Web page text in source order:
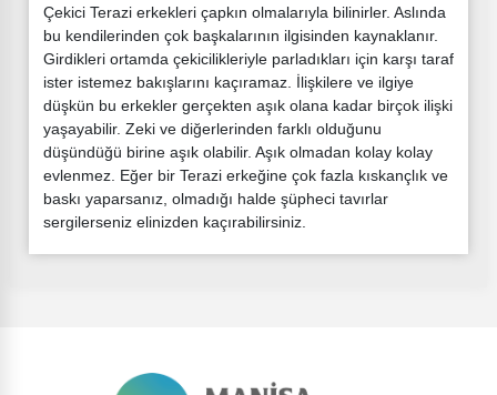
Çekici Terazi erkekleri çapkın olmalarıyla bilinirler. Aslında
bu kendilerinden çok başkalarının ilgisinden kaynaklanır.
Girdikleri ortamda çekicilikleriyle parladıkları için karşı taraf
ister istemez bakışlarını kaçıramaz. İlişkilere ve ilgiye
düşkün bu erkekler gerçekten aşık olana kadar birçok ilişki
yaşayabilir. Zeki ve diğerlerinden farklı olduğunu
düşündüğü birine aşık olabilir. Aşık olmadan kolay kolay
evlenmez. Eğer bir Terazi erkeğine çok fazla kıskançlık ve
baskı yaparsanız, olmadığı halde şüpheci tavırlar
sergilerseniz elinizden kaçırabilirsiniz.